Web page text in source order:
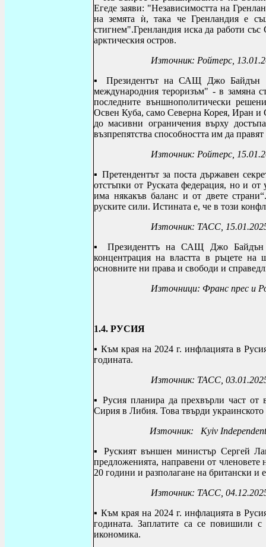
Егеде заяви: "Независимостта на
на земята ѝ, така че Гренландия е
стигнем".Гренландия иска да работи
арктическия остров.
Източник: Ройтерс,
▪
Президентът на САЩ Джо Байдън
международния тероризъм" - в замяна
последните външнополитически
Освен Куба, само Северна Корея, Иран
до масивни ограничения върху
възпрепятства способността им да правят
Източник: Ройтерс,
▪ Претендентът за поста държавен
отстъпки от Руската федерация, но и
има някакъв баланс и от двете
руските сили. Истината е, че в този
Източник: ТАСС,
▪ Президенттъ на САЩ Джо Байдън
концентрация на властта в ръцете на
основните ни права и свободи и
Източници: Франс прес и
1.4. РУСИЯ
▪Към края на 2024 г. инфлацията в
годината.
Източник: ТАСС,
▪ Русия планира да прехвърли част от
Сирия в Либия. Това твърди
Източник: Kyiv
▪ Руският външен министър Сергей
предложенията, направени от
20 години и разполагане на британски
Източник: ТАСС,
▪Към края на 2024 г. инфлацията в
годината. Заплатите са се повишили
икономика.